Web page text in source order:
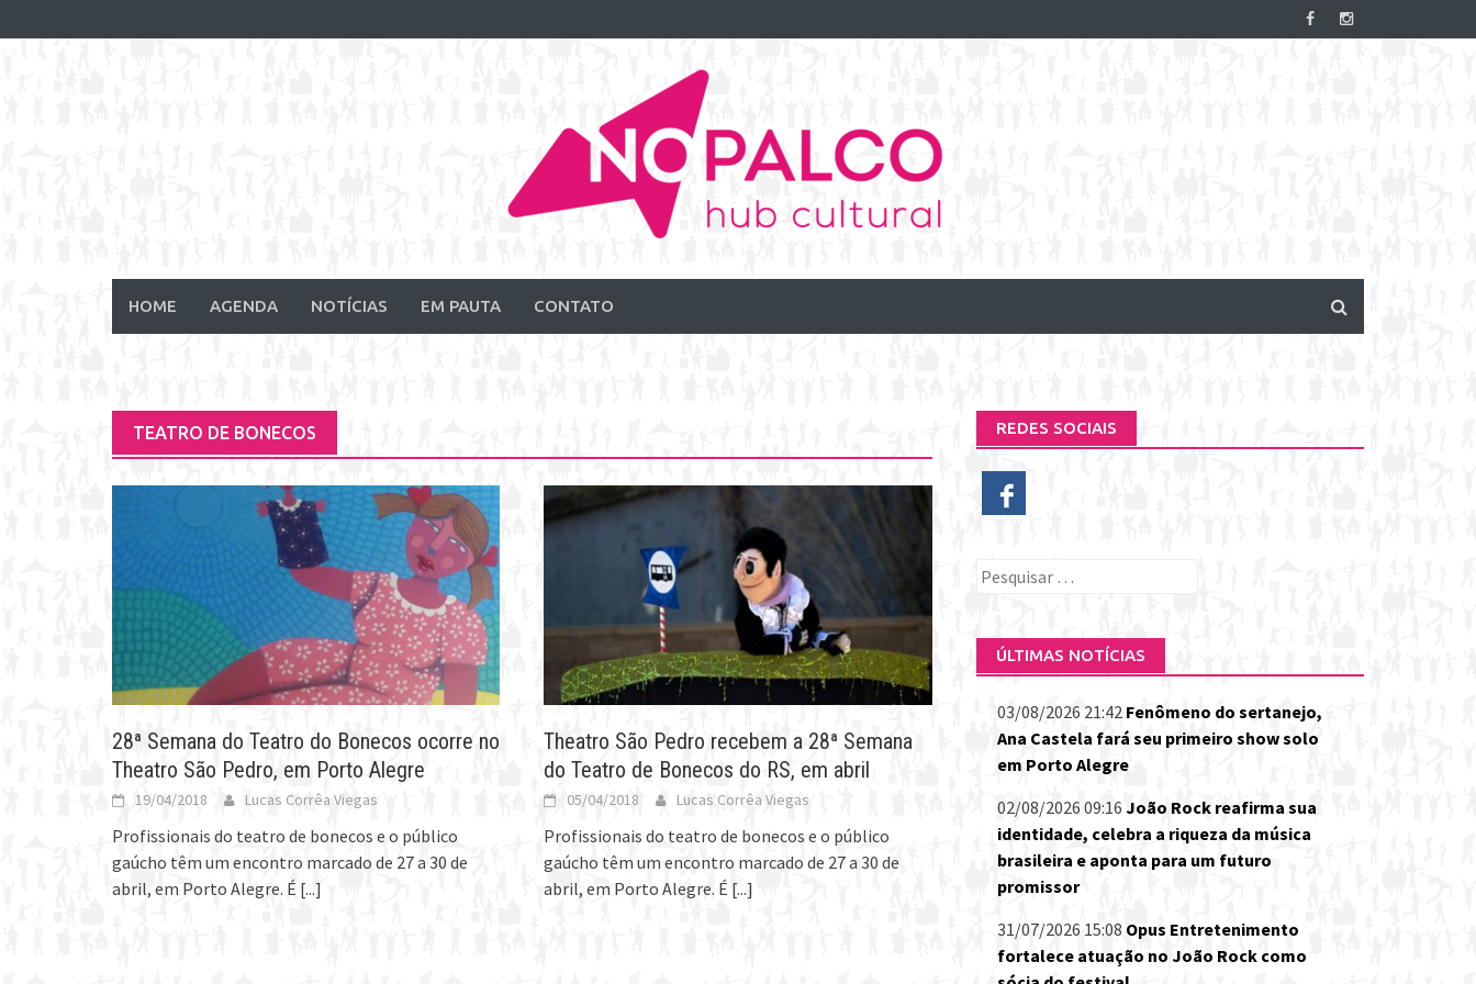
to
HOME AGENDA NOTÍCIAS EM PAUTA CONTATO
TEATRO DE BONECOS
28ª Semana do Teatro do Bonecos ocorre no
Theatro São Pedro, em Porto Alegre
19/04/2018 Lucas Corrêa Viegas
Profissionais do teatro de bonecos e o público
gaúcho têm um encontro marcado de 27 a 30 de
abril, em Porto Alegre. É [...]
Theatro São Pedro recebem a 28ª Semana
do Teatro de Bonecos do RS, em abril
05/04/2018 Lucas Corrêa Viegas
Profissionais do teatro de bonecos e o público
gaúcho têm um encontro marcado de 27 a 30 de
abril, em Porto Alegre. É [...]
REDES SOCIAIS
Pesquisar
ÚLTIMAS NOTÍCIAS
03/08/2026 21:42 Fenômeno do sertanejo,
Ana Castela fará seu primeiro show solo
em Porto Alegre
02/08/2026 09:16 João Rock reafirma sua
identidade, celebra a riqueza da música
brasileira e aponta para um futuro
promissor
31/07/2026 15:08 Opus Entretenimento
fortalece atuação no João Rock como